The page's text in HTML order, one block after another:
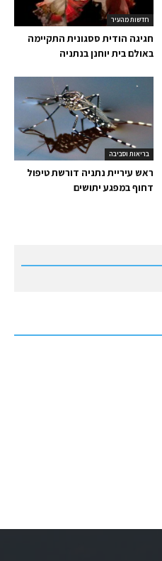
חדשות מהעיר
חגיגה הודית ססגונית התקיימה
באולם בית יוחנן בנתניה
בריאות וסביבה
ראש עיריית נתניה דורשת טיפול
דחוף במפגע יתושים